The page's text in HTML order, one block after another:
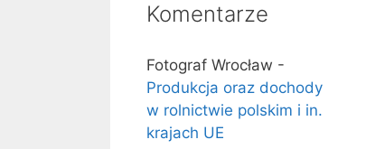
Komentarze
Fotograf Wrocław -
Produkcja oraz dochody
w rolnictwie polskim i in.
krajach UE